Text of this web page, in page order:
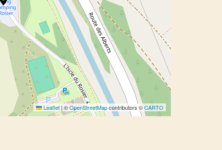
Leaflet | ©OpenStreetMapcontributors ©CARTO